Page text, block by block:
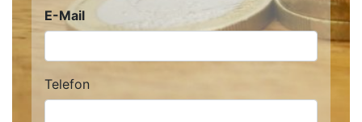
E-Mail
Telefon